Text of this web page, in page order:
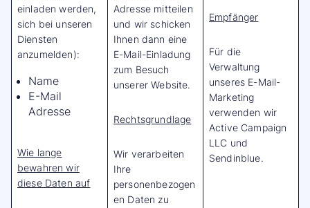
einladen werden,
sich bei unseren
Diensten
anzumelden):
Name
E-Mail
Adresse
Wie lange
bewahren wir
diese Daten auf
Adresse mitteilen
und wir schicken
Ihnen dann eine
E-Mail-Einladung
zum Besuch
unserer Website.
Rechtsgrundlage
Wir verarbeiten
Ihre
personenbezogen
en Daten zu
Empfänger
Für die
Verwaltung
unseres E-Mail-
Marketing
verwenden wir
Active Campaign
LLC und
Sendinblue.